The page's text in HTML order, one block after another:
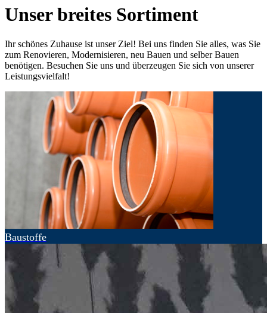
Unser breites Sortiment
Ihr schönes Zuhause ist unser Ziel! Bei uns finden Sie alles, was Sie
zum Renovieren, Modernisieren, neu Bauen und selber Bauen
benötigen. Besuchen Sie uns und überzeugen Sie sich von unserer
Leistungsvielfalt!
Baustoffe